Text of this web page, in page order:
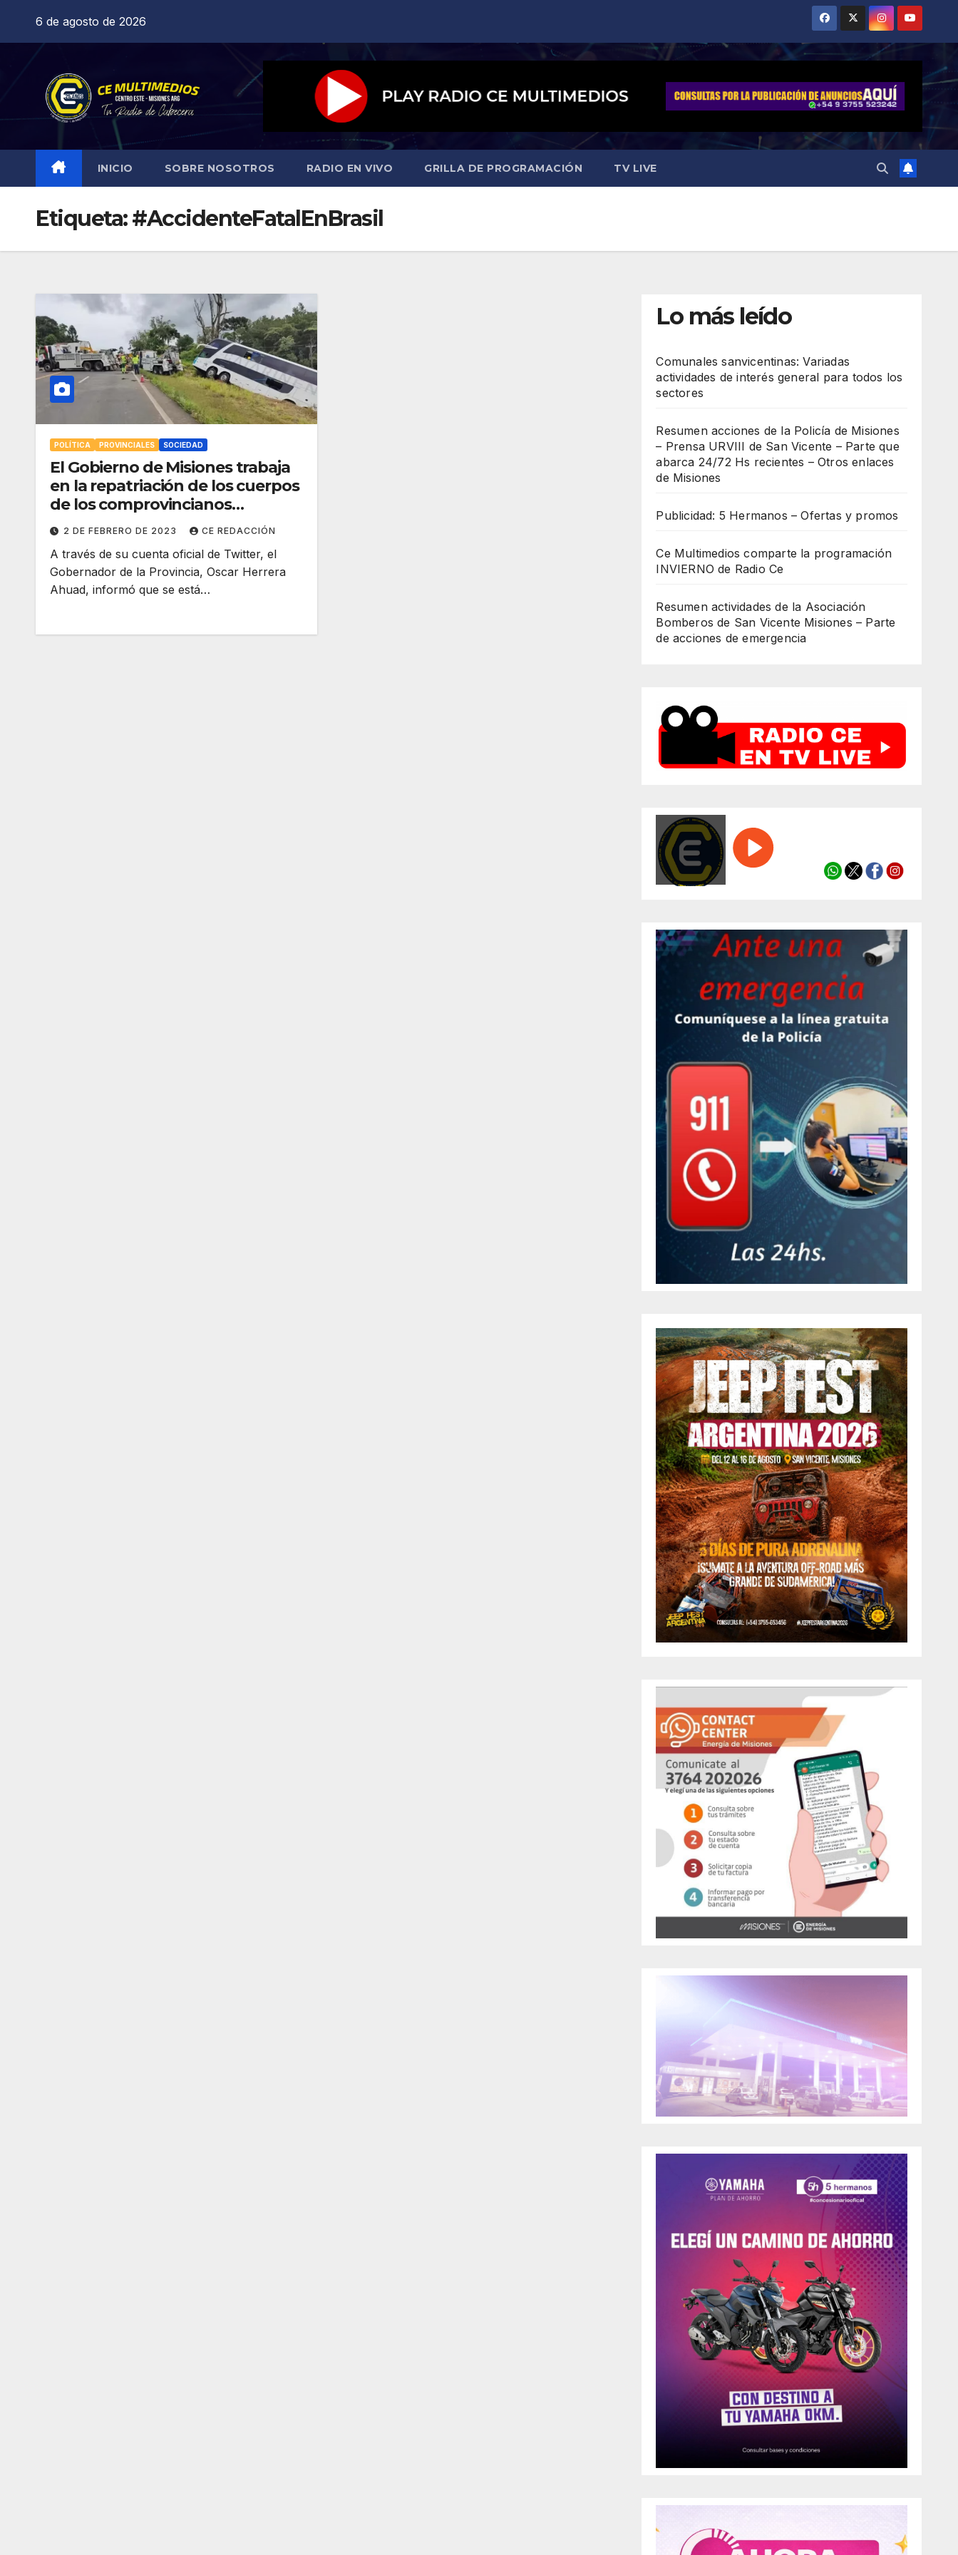
6 de agosto de 2026
INICIO SOBRE NOSOTROS RADIO EN VIVO GRILLA DE PROGRAMACIÓN TV LIVE
Etiqueta:#AccidenteFatalEnBrasil
POLÍTICA PROVINCIALES SOCIEDAD
El Gobierno de Misiones trabaja
en la repatriación de los cuerpos
de los comprovincianos
fallecidos trágicamente en Brasil
2 DE FEBRERO DE 2023 CE REDACCIÓN
A través de su cuenta oficial de Twitter, el
Gobernador de la Provincia, Oscar Herrera
Ahuad, informó que se está…
Lo más leído
Comunales sanvicentinas: Variadas
actividades de interés general para todos los
sectores
Resumen acciones de la Policía de Misiones
– Prensa URVIII de San Vicente – Parte que
abarca 24/72 Hs recientes – Otros enlaces
de Misiones
Publicidad: 5 Hermanos – Ofertas y promos
Ce Multimedios comparte la programación
INVIERNO de Radio Ce
Resumen actividades de la Asociación
Bomberos de San Vicente Misiones – Parte
de acciones de emergencia